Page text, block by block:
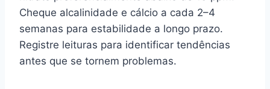
Cheque alcalinidade e cálcio a cada 2–4
semanas para estabilidade a longo prazo.
Registre leituras para identificar tendências
antes que se tornem problemas.